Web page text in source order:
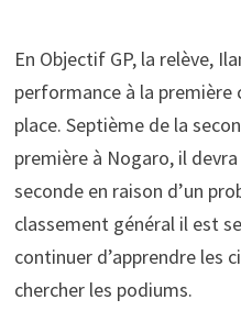
En Objectif GP, la relève,
performance à la première
place. Septième de la
première à Nogaro, il
seconde en raison d’un
classement général il est
continuer d’apprendre les
chercher les podiums.